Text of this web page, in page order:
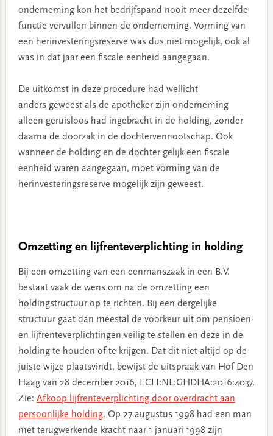
onderneming kon het bedrijfspand nooit meer dezelfde
functie vervullen binnen de onderneming. Vorming van
een herinvesteringsreserve was dus niet mogelijk, ook al
was in dat jaar een fiscale eenheid aangegaan.
De uitkomst in deze procedure had wellicht
anders geweest als de apotheker zijn onderneming
alleen geruisloos had ingebracht in de holding, zonder
daarna de doorzak in de dochtervennootschap. Ook
wanneer de holding en de dochter gelijk een fiscale
eenheid waren aangegaan, moet vorming van de
herinvesteringsreserve mogelijk zijn geweest.
Omzetting en lijfrenteverplichting in holding
Bij een omzetting van een eenmanszaak in een B.V.
bestaat vaak de wens om na de omzetting een
holdingstructuur op te richten. Bij een dergelijke
structuur gaat dan meestal de voorkeur uit om pensioen-
en lijfrenteverplichtingen veilig te stellen en deze in de
holding te houden of te krijgen. Dat dit niet altijd op de
juiste wijze plaatsvindt, bewijst de uitspraak van Hof Den
Haag van 28 december 2016, ECLI:NL:GHDHA:2016:4037.
Zie: Afkoop lijfrenteverplichting door overdracht aan
persoonlijke holding. Op 27 augustus 1998 had een man
met terugwerkende kracht naar 1 januari 1998 zijn